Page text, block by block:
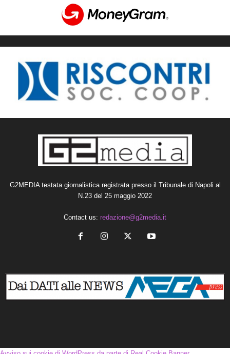
G2MEDIA testata giornalistica registrata presso il Tribunale di Napoli al
N.23 del 25 maggio 2022
Contact us: redazione@g2media.it